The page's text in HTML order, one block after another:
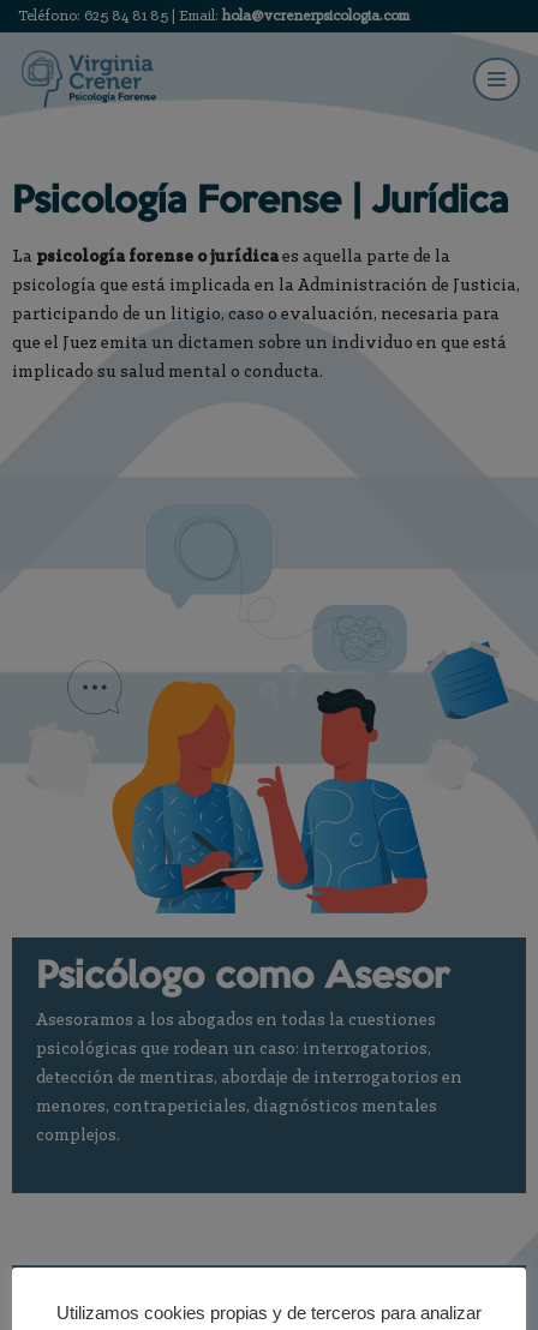
Saltar
Teléfono: 625 84 81 85 | Email: hola@vcrenerpsicologia.com
Psicología Forense | Jurídica
La psicología forense o jurídica es aquella parte de la
psicología que está implicada en la Administración de Justicia,
participando de un litigio, caso o evaluación, necesaria para
que el Juez emita un dictamen sobre un individuo en que está
implicado su salud mental o conducta.
Psicólogo como Asesor
Asesoramos a los abogados en todas la cuestiones
psicológicas que rodean un caso: interrogatorios,
detección de mentiras, abordaje de interrogatorios en
menores, contrapericiales, diagnósticos mentales
complejos.
Psicólogo como Perito
Utilizamos cookies propias y de terceros para analizar